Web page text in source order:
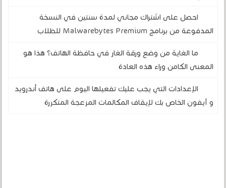
احصل على اشتراك مجاني لمدة سنتين في النسخة
المدفوعة من برنامج Malwarebytes Premium للطلاب
ما الغاية من وضع ورقة الغار في حافظة الهاتف؟ هذا هو
المعنى الكامن وراء هذه العادة
الإعدادات التي يجب عليك تفعيلها اليوم على هاتف أندرويد
و آيفون الخاص بك لإيقاف المكالمات المزعجة المتكررة